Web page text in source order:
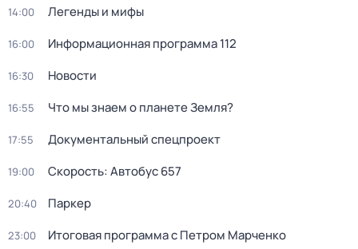
14:00 Легенды и мифы
16:00 Информационная программа 112
16:30 Новости
16:55 Что мы знаем о планете Земля?
17:55 Документальный спецпроект
19:00 Скорость: Автобус 657
20:40 Пapкер
23:00 Итоговая программа с Петром Марченко